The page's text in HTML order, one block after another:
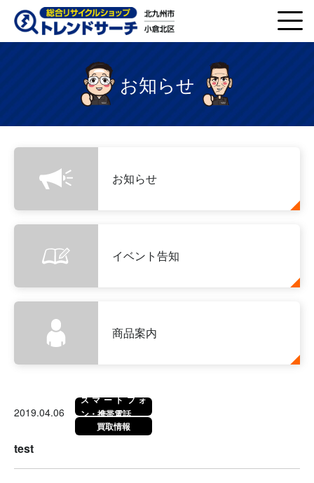
お知らせ
お知らせ
イベント告知
商品案内
2019.04.06
スマートフォ
ン・携帯電話
買取情報
test